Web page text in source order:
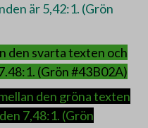
är 5,42:1. (Grön
den svarta texten och
(Grön #43B02A)
den gröna texten
7,48:1. (Grön